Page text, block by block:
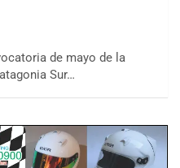
de mayo de la
Sur…